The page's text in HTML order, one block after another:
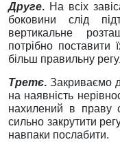
Друге. На всіх
боковини слід
вертикальне
потрібно поставити
більш правильну
Третє.Закриваємо
на наявність
нахилений в праву
сильно закрутити
навпаки послабити.